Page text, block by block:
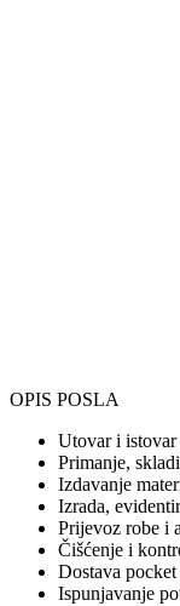
OPIS POSLA
Utovar i istovar
Primanje,
Izdavanje
Izrada,
Prijevoz robe i
Čišćenje i
Dostava
Ispunjavanje